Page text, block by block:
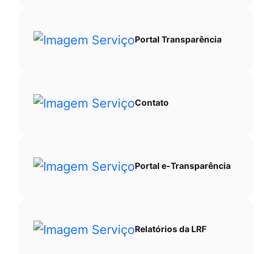
Portal Transparência
Contato
Portal e-Transparência
Relatórios da LRF